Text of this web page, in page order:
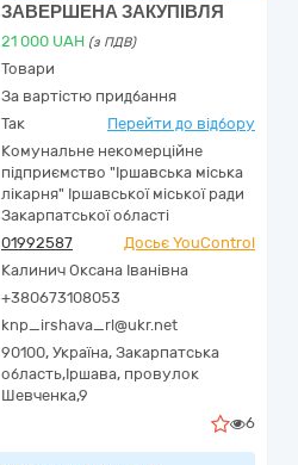
ЗАВЕРШЕНА ЗАКУПІВЛЯ
21 000 UAH (з ПДВ)
Товари
За вартістю придбання
Так Перейти до відбору
Комунальне некомерційне
підприємство "Іршавська міська
лікарня" Іршавської міської ради
Закарпатської області
01992587
Досьє YouControl
Калинич Оксана Іванівна
+380673108053
knp_irshava_rl@ukr.net
90100, Україна, Закарпатська
область,Іршава, провулок
Шевченка,9
6